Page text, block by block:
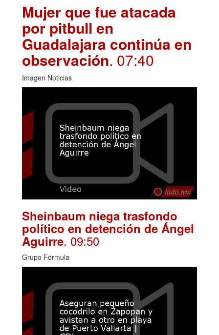
Mujer que fue atacada
por pitbull en
Guadalajara continúa en
observación. 07:40
Imagen Noticias
Sheinbaum niega trasfondo
político en detención de Ángel
Aguirre. 09:50
Grupo Fórmula